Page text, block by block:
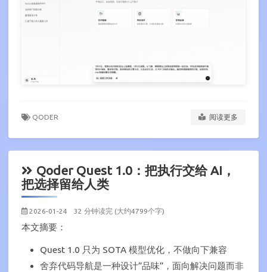
QODER 阅读更多
Qoder Quest 1.0：把执行交给 AI，
把选择留给人类
2026-01-24 32 分钟读完 (大约4799个字)
本文摘要：
Quest 1.0 只为 SOTA 模型优化，不做向下兼容
舍弃代码导航是一种设计”品味”，面向解决问题而非